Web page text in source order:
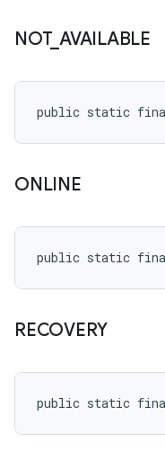
NOT_ AVAILABLE
public static
ONLINE
public static
RECOVERY
public static